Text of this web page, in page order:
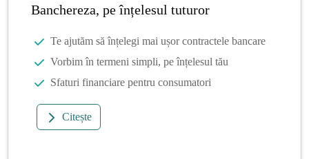
Banchereza, pe înțelesul tuturor
Te ajutăm să înțelegi mai ușor contractele bancare
Vorbim în termeni simpli, pe înțelesul tău
Sfaturi financiare pentru consumatori
Citește